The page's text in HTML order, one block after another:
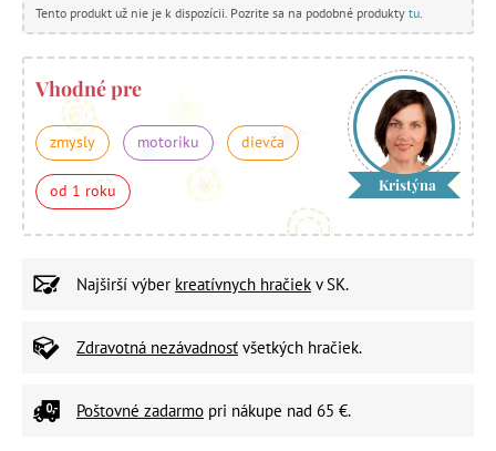
Tento produkt už nie je k dispozícii. Pozrite sa na podobné produkty tu
Vhodné pre
zmysly motoriku dievča
od 1 roku Kristýna
Najširší výber kreatívnych hračiek v SK.
Zdravotná nezávadnosť všetkých hračiek.
Poštovné zadarmo pri nákupe nad 65 €.